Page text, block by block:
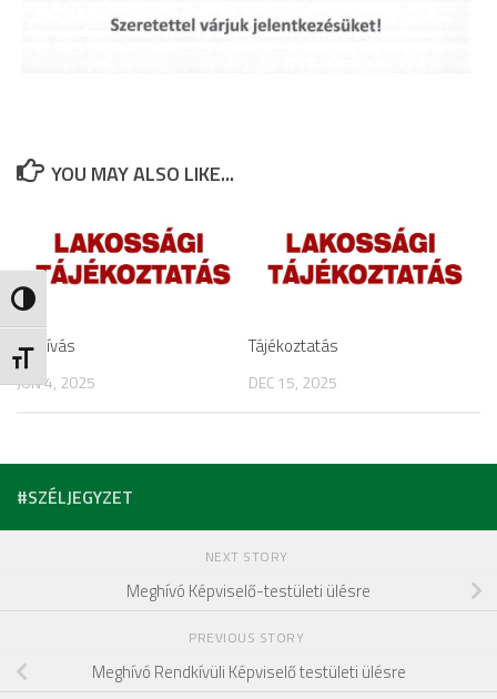
Nagy kontraszt váltása
Betűméret váltása
YOU MAY ALSO LIKE...
Felhívás
JÚN 4, 2025
Tájékoztatás
DEC 15, 2025
#SZÉLJEGYZET
NEXT STORY
Meghívó Képviselő-testületi ülésre
PREVIOUS STORY
Meghívó Rendkívüli Képviselő testületi ülésre